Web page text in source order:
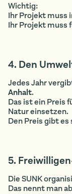
Wichtig:
Ihr Projekt muss
Ihr Projekt muss
4. Den
Jedes Jahr
Anhalt.
Das ist ein Preis
Natur einsetzen.
Den Preis gibt es
5.
Die SUNK
Das nennt man